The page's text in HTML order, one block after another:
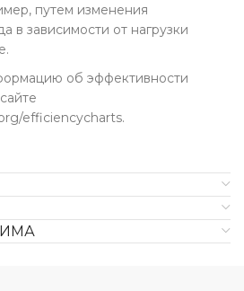
путем изменения
в зависимости от нагрузки
об эффективности
efficiencycharts.